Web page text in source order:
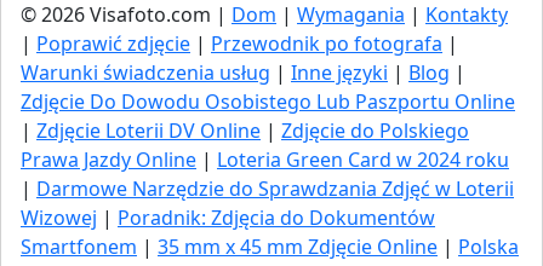
© 2026 Visafoto.com | Dom | Wymagania | Kontakty
| Poprawić zdjęcie | Przewodnik po fotografa |
Warunki świadczenia usług | Inne języki | Blog |
Zdjęcie Do Dowodu Osobistego Lub Paszportu Online
| Zdjęcie Loterii DV Online | Zdjęcie do Polskiego
Prawa Jazdy Online | Loteria Green Card w 2024 roku
| Darmowe Narzędzie do Sprawdzania Zdjęć w Loterii
Wizowej | Poradnik: Zdjęcia do Dokumentów
Smartfonem | 35 mm x 45 mm Zdjęcie Online | Polska